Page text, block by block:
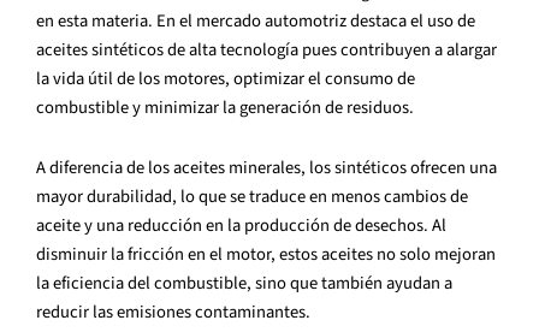
en esta materia. En el mercado automotriz destaca el uso de
aceites sintéticos de alta tecnología pues contribuyen a alargar
la vida útil de los motores, optimizar el consumo de
combustible y minimizar la generación de residuos.
A diferencia de los aceites minerales, los sintéticos ofrecen una
mayor durabilidad, lo que se traduce en menos cambios de
aceite y una reducción en la producción de desechos. Al
disminuir la fricción en el motor, estos aceites no solo mejoran
la eficiencia del combustible, sino que también ayudan a
reducir las emisiones contaminantes.